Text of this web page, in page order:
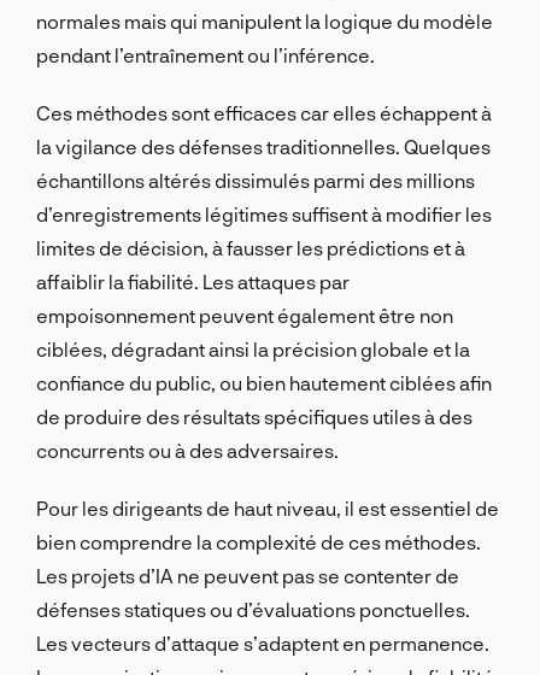
normales mais qui manipulent la logique du modèle
pendant l’entraînement ou l’inférence.
Ces méthodes sont efficaces car elles échappent à
la vigilance des défenses traditionnelles. Quelques
échantillons altérés dissimulés parmi des millions
d’enregistrements légitimes suffisent à modifier les
limites de décision, à fausser les prédictions et à
affaiblir la fiabilité. Les attaques par
empoisonnement peuvent également être non
ciblées, dégradant ainsi la précision globale et la
confiance du public, ou bien hautement ciblées afin
de produire des résultats spécifiques utiles à des
concurrents ou à des adversaires.
Pour les dirigeants de haut niveau, il est essentiel de
bien comprendre la complexité de ces méthodes.
Les projets d’IA ne peuvent pas se contenter de
défenses statiques ou d’évaluations ponctuelles.
Les vecteurs d’attaque s’adaptent en permanence.